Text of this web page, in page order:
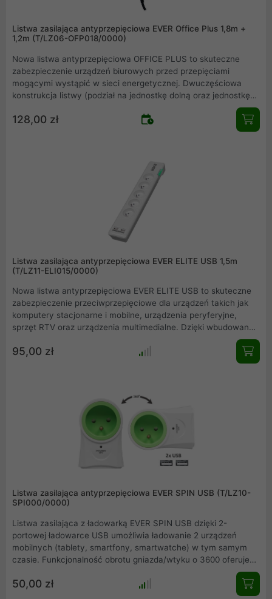
Listwa zasilająca antyprzepięciowa EVER Office Plus 1,8m +
1,2m (T/LZ06-OFP018/0000)
Nowa listwa antyprzepięciowa OFFICE PLUS to skuteczne
zabezpieczenie urządzeń biurowych przed przepięciami
mogącymi wystąpić w sieci energetycznej. Dwuczęściowa
konstrukcja listwy (podział na jednostkę dolną oraz jednostkę
górną) poprawia komfort jej użytkowania. Czterogniazdowa
jednostka dolna ulokowania pod biurkiem lub w innym trudniej
dostępnym miejscu przeznaczona jest do zasilania urządzeń na
umieszczona na blacie roboczym umożliwia szybkie i wygodne
podłączenie urządzeń typu telefon, laptop. Dzięki wbudowanej
ładowarce USB możliwe jest ładowanie urządzeń mobilnych.
128,00 zł
Listwa zasilająca antyprzepięciowa EVER ELITE USB 1,5m
(T/LZ11-ELI015/0000)
Nowa listwa antyprzepięciowa EVER ELITE USB to skuteczne
zabezpieczenie przeciwprzepięciowe dla urządzeń takich jak
komputery stacjonarne i mobilne, urządzenia peryferyjne,
sprzęt RTV oraz urządzenia multimedialne. Dzięki wbudowanej
ładowanie urządzeń mobilnych takich jak smartfony, tablety
czy smartwatche. Listwa posiada pięć gniazd sieciowych z
95,00 zł
Listwa zasilająca antyprzepięciowa EVER SPIN USB (T/LZ10-
SPI000/0000)
Listwa zasilająca z ładowarką EVER SPIN USB dzięki 2-
portowej ładowarce USB umożliwia ładowanie 2 urządzeń
mobilnych (tablety, smartfony, smartwatche) w tym samym
czasie. Funkcjonalność obrotu gniazda/wtyku o 3600 oferuje
50,00 zł